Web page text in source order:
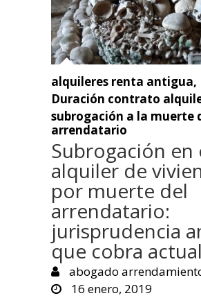
alquileres renta antigua,
Duración contrato
subrogación a la muerte
arrendatario
Subrogación en
alquiler de
por muerte del
arrendatario:
jurisprudencia
que cobra
abogado
16 enero, 2019